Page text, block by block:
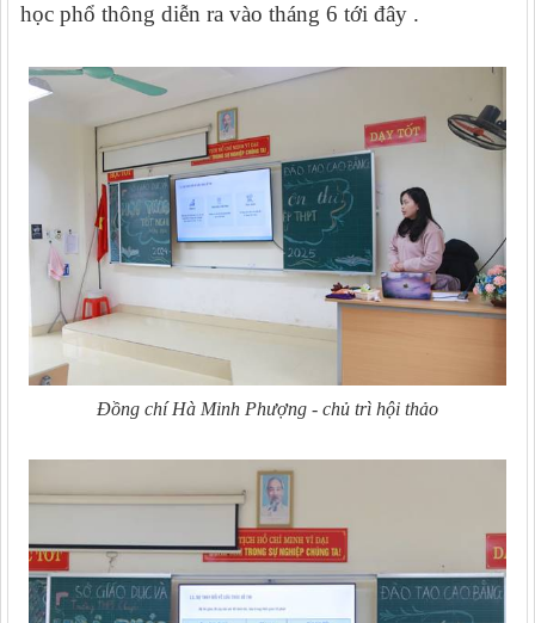
học phổ thông diễn ra vào tháng 6 tới đây .
Đồng chí Hà Minh Phượng - chủ trì hội thảo